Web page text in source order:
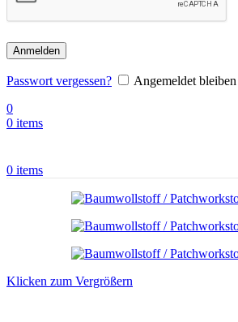
Anmelden
Passwort vergessen?
Angemeldet bleiben
0
0 items
0 items
Klicken zum Vergrößern